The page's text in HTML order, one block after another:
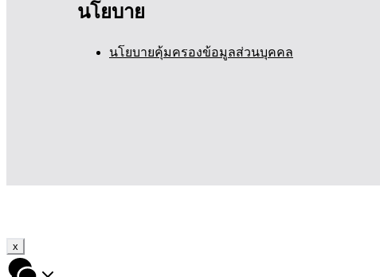
นโยบาย
นโยบายคุ้มครองข้อมูลส่วนบุคคล
x